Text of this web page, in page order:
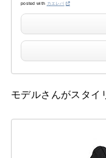
posted with カエレバ
モデルさんがスタイ